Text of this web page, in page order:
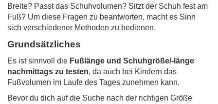
Breite? Passt das Schuhvolumen? Sitzt der Schuh fest am
Fuß? Um diese Fragen zu beantworten, macht es Sinn
sich verschiedener Methoden zu bedienen.
Grundsätzliches
Es ist sinnvoll die Fußlänge und Schuhgröße/-länge
nachmittags zu testen, da auch bei Kindern das
Fußvolumen im Laufe des Tages zunehmen kann.
Bevor du dich auf die Suche nach der richtigen Größe